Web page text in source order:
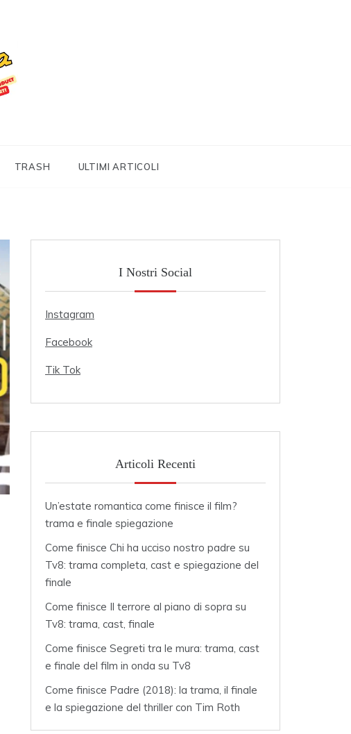
TRASH ULTIMI ARTICOLI
I Nostri Social
Instagram
Facebook
Tik Tok
Articoli Recenti
Un’estate romantica come finisce il film?
trama e finale spiegazione
Come finisce Chi ha ucciso nostro padre su
Tv8: trama completa, cast e spiegazione del
finale
Come finisce Il terrore al piano di sopra su
Tv8: trama, cast, finale
Come finisce Segreti tra le mura: trama, cast
e finale del film in onda su Tv8
Come finisce Padre (2018): la trama, il finale
e la spiegazione del thriller con Tim Roth